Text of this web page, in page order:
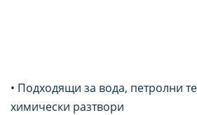
• Подходящи за вода, петролни
химически разтвори